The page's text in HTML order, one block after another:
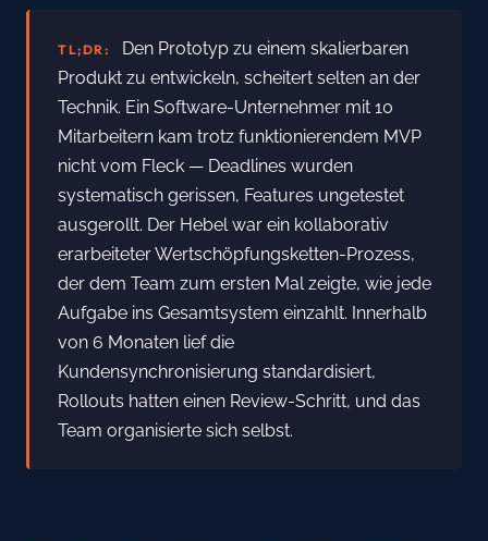
TL;DR:
Den Prototyp zu einem skalierbaren
Produkt zu entwickeln, scheitert selten an der
Technik. Ein Software-Unternehmer mit 10
Mitarbeitern kam trotz funktionierendem MVP
nicht vom Fleck — Deadlines wurden
systematisch gerissen, Features ungetestet
ausgerollt. Der Hebel war ein kollaborativ
erarbeiteter Wertschöpfungsketten-Prozess,
der dem Team zum ersten Mal zeigte, wie jede
Aufgabe ins Gesamtsystem einzahlt. Innerhalb
von 6 Monaten lief die
Kundensynchronisierung standardisiert,
Rollouts hatten einen Review-Schritt, und das
Team organisierte sich selbst.